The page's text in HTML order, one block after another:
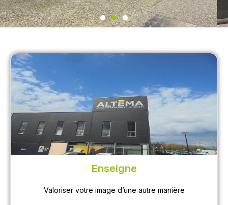
Des produits
Sur mesure ou en série conçus par nos équipes et nos
Enseigne
Valoriser votre image d’une autre manière